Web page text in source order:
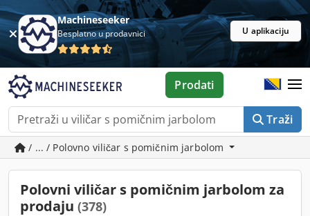
Machineseeker
Besplatno u prodavnici U aplikaciju
Traži
Prodati
/ ... / Polovno viličar s pomičnim jarbolom
Polovni viličar s pomičnim jarbolom za
prodaju (378)